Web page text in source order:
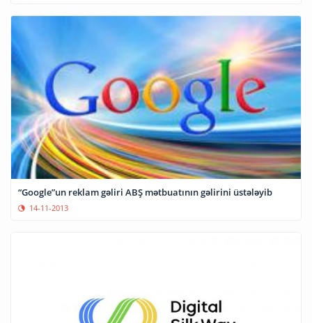
“Google”un reklam gəliri ABŞ mətbuatının gəlirini üstələyib
14-11-2013